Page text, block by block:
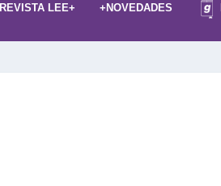
REVISTA LEE+ +NOVEDADES